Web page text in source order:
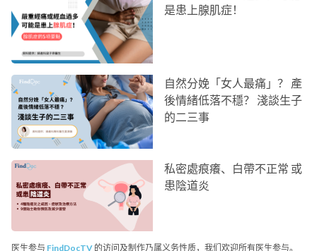
是患上腺肌症！
自然分娩「女人最痛」？ 產
後情緒低落不穩？ 淺談生子
的二三事
私密處痕癢、白帶不正常 或
患陰道炎
医生参与 FindDocTV 的访问及制作乃属义务性质，我们欢迎所有医生参与。